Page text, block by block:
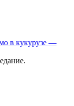
в кукурузе —